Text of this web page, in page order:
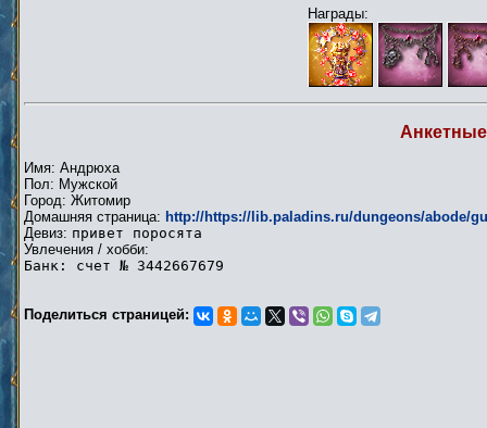
Награды:
Имя: Андрюха
Пол: Мужской
Город: Житомир
Домашняя страница: http://https://lib.paladins.ru/dungeons/abode/
Девиз: привет поросята
Увлечения / хобби:
Банк: счет № 3442667679
Поделиться страницей: